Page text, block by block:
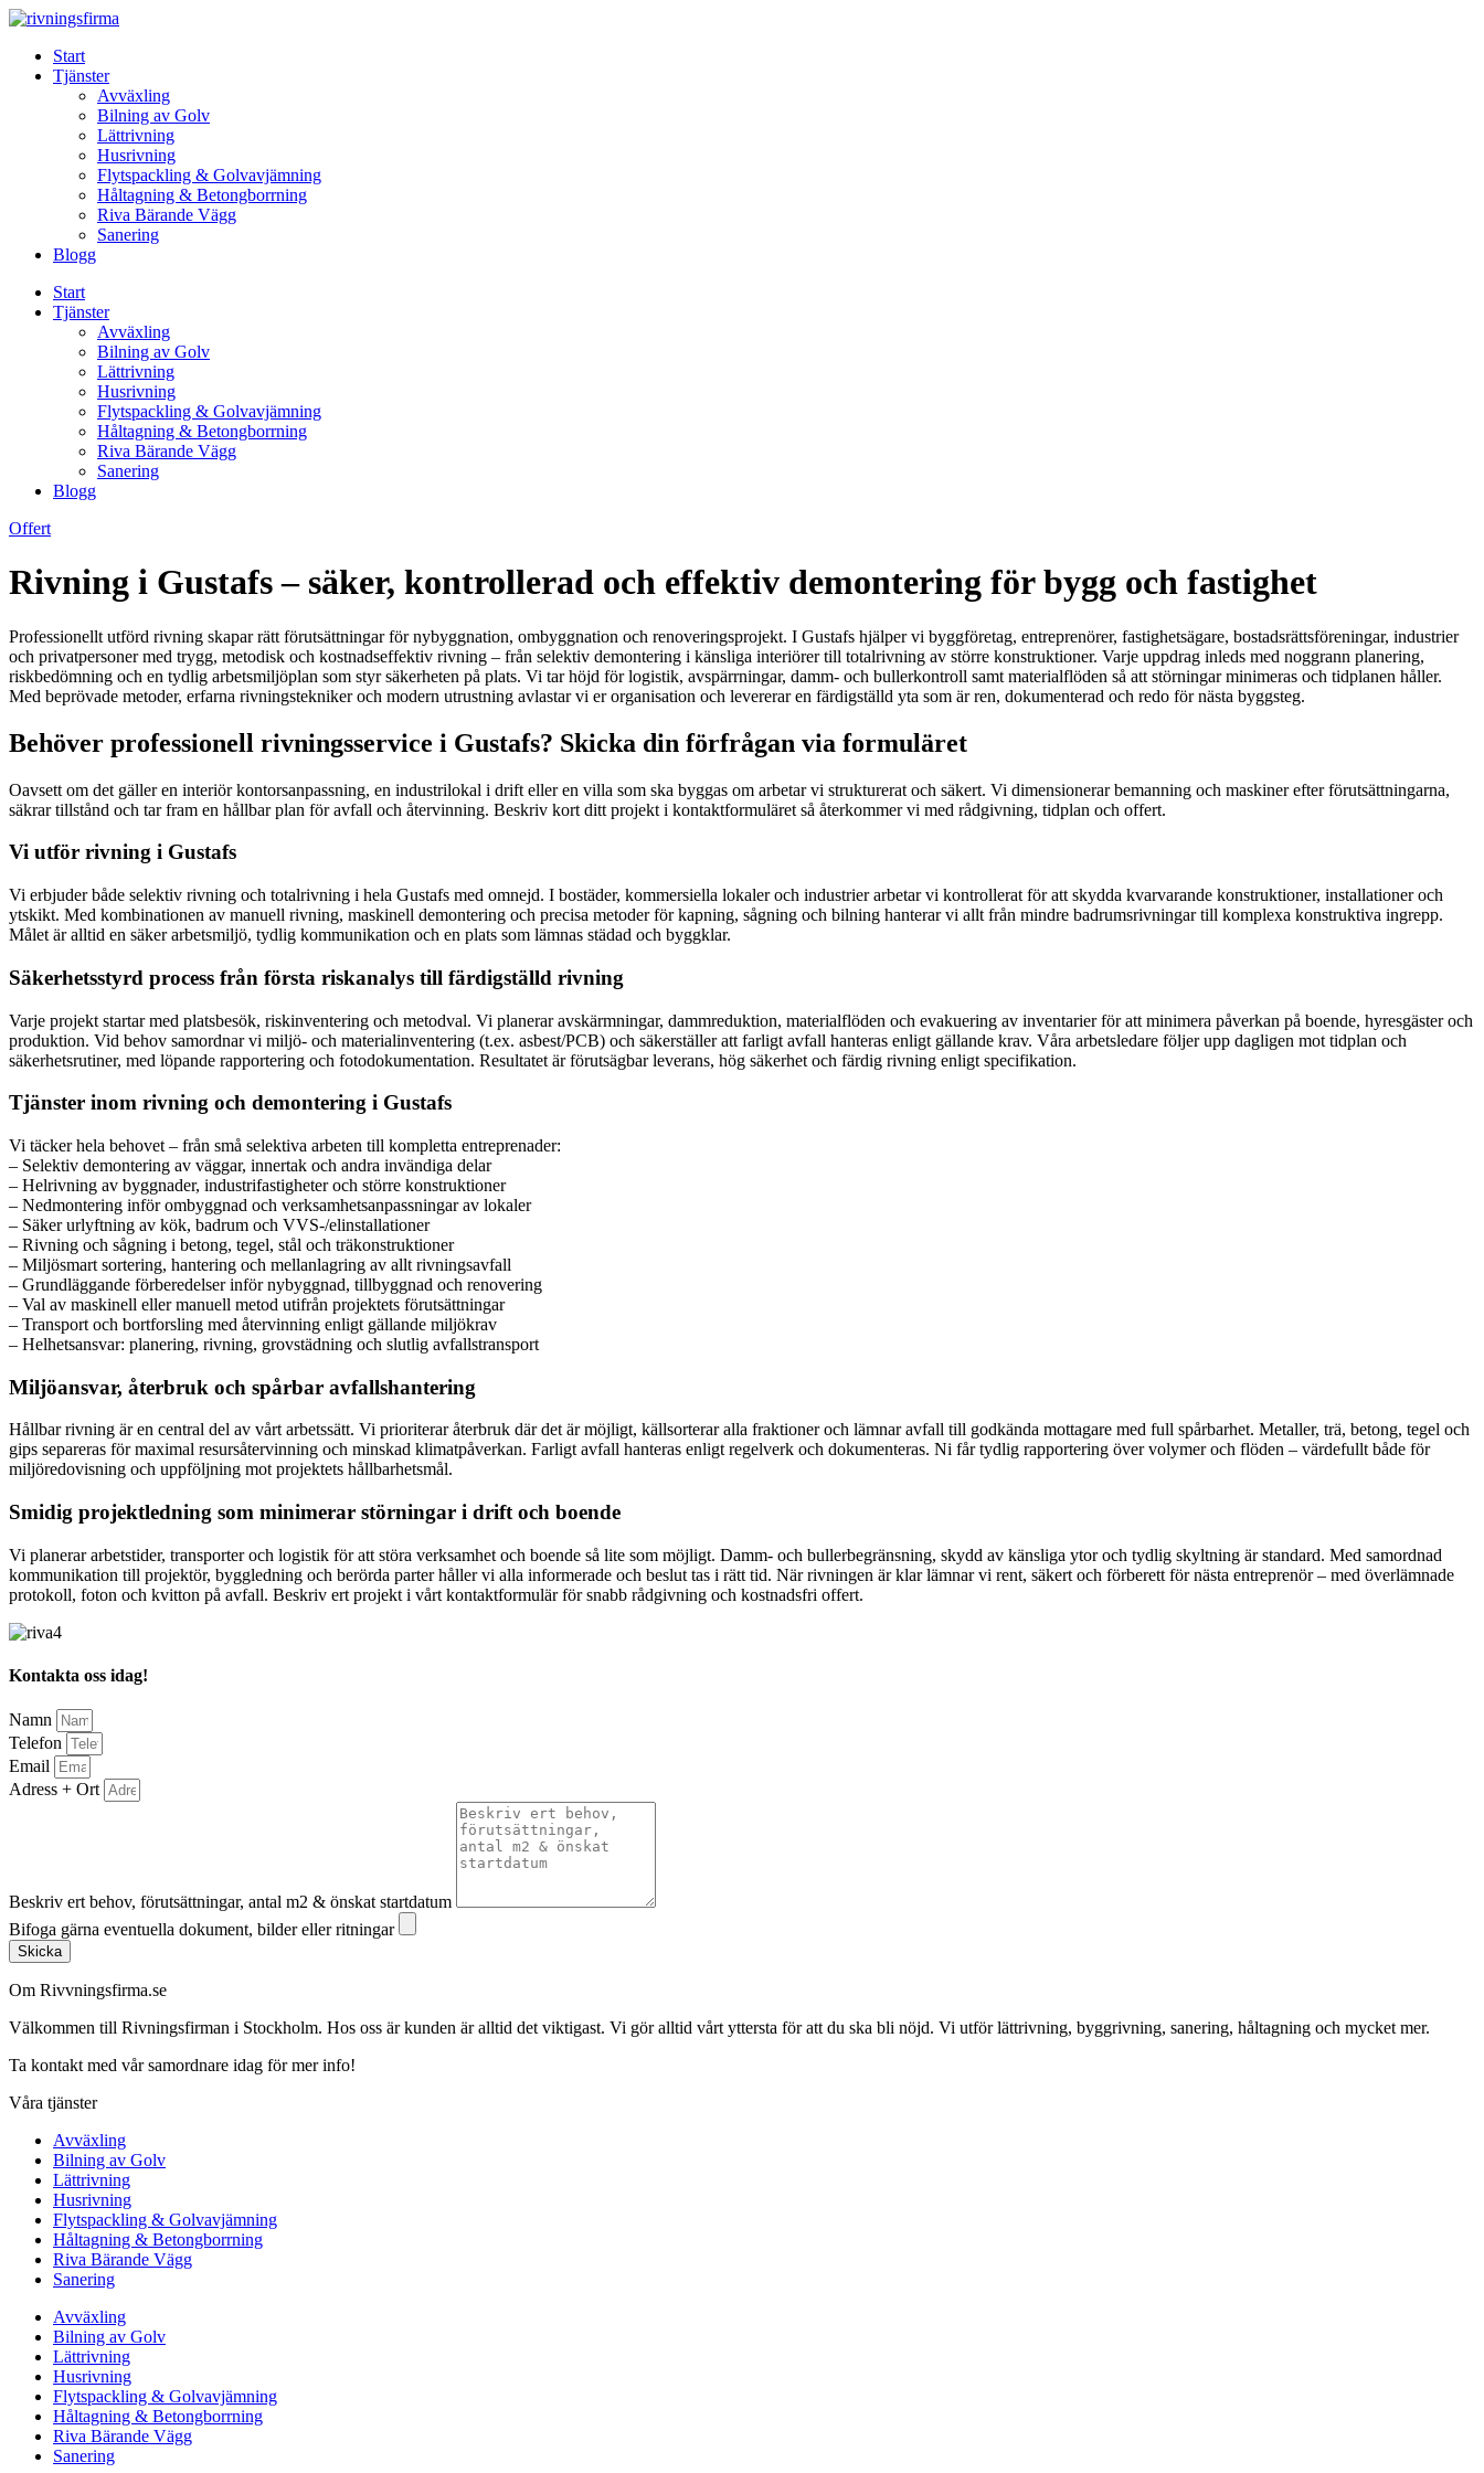
Skip
contentStart
Tjänster
Avväxling
Bilning av Golv
Lättrivning
Husrivning
Flytspackling & Golvavjämning
Håltagning & Betongborrning
Riva Bärande Vägg
Sanering
Blogg
Start
Tjänster
Avväxling
Bilning av Golv
Lättrivning
Husrivning
Flytspackling & Golvavjämning
Håltagning & Betongborrning
Riva Bärande Vägg
Sanering
Blogg
Offert
Rivning i Gustafs – säker, kontrollerad och effektiv demontering för bygg och fastighet
Professionellt utförd rivning skapar rätt förutsättningar för nybyggnation, ombyggnation och renoveringsprojekt. I Gustafs hjälper vi byggföretag, entreprenörer, fastighetsägare, bostadsrättsföreningar, industrier
och privatpersoner med trygg, metodisk och kostnadseffektiv rivning – från selektiv demontering i känsliga interiörer till totalrivning av större konstruktioner. Varje uppdrag inleds med noggrann planering,
riskbedömning och en tydlig arbetsmiljöplan som styr säkerheten på plats. Vi tar höjd för logistik, avspärrningar, damm- och bullerkontroll samt materialflöden så att störningar minimeras och tidplanen håller.
Med beprövade metoder, erfarna rivningstekniker och modern utrustning avlastar vi er organisation och levererar en färdigställd yta som är ren, dokumenterad och redo för nästa byggsteg.
Behöver professionell rivningsservice i Gustafs? Skicka din förfrågan via formuläret
Oavsett om det gäller en interiör kontorsanpassning, en industrilokal i drift eller en villa som ska byggas om arbetar vi strukturerat och säkert. Vi dimensionerar bemanning och maskiner efter förutsättningarna,
säkrar tillstånd och tar fram en hållbar plan för avfall och återvinning. Beskriv kort ditt projekt i kontaktformuläret så återkommer vi med rådgivning, tidplan och offert.
Vi utför rivning i Gustafs
Vi erbjuder både selektiv rivning och totalrivning i hela Gustafs med omnejd. I bostäder, kommersiella lokaler och industrier arbetar vi kontrollerat för att skydda kvarvarande konstruktioner, installationer och
ytskikt. Med kombinationen av manuell rivning, maskinell demontering och precisa metoder för kapning, sågning och bilning hanterar vi allt från mindre badrumsrivningar till komplexa konstruktiva ingrepp.
Målet är alltid en säker arbetsmiljö, tydlig kommunikation och en plats som lämnas städad och byggklar.
Säkerhetsstyrd process från första riskanalys till färdigställd rivning
Varje projekt startar med platsbesök, riskinventering och metodval. Vi planerar avskärmningar, dammreduktion, materialflöden och evakuering av inventarier för att minimera påverkan på boende, hyresgäster och
produktion. Vid behov samordnar vi miljö- och materialinventering (t.ex. asbest/PCB) och säkerställer att farligt avfall hanteras enligt gällande krav. Våra arbetsledare följer upp dagligen mot tidplan och
säkerhetsrutiner, med löpande rapportering och fotodokumentation. Resultatet är förutsägbar leverans, hög säkerhet och färdig rivning enligt specifikation.
Tjänster inom rivning och demontering i Gustafs
Vi täcker hela behovet – från små selektiva arbeten till kompletta entreprenader:
– Selektiv demontering av väggar, innertak och andra invändiga delar
– Helrivning av byggnader, industrifastigheter och större konstruktioner
– Nedmontering inför ombyggnad och verksamhetsanpassningar av lokaler
– Säker urlyftning av kök, badrum och VVS-/elinstallationer
– Rivning och sågning i betong, tegel, stål och träkonstruktioner
– Miljösmart sortering, hantering och mellanlagring av allt rivningsavfall
– Grundläggande förberedelser inför nybyggnad, tillbyggnad och renovering
– Val av maskinell eller manuell metod utifrån projektets förutsättningar
– Transport och bortforsling med återvinning enligt gällande miljökrav
– Helhetsansvar: planering, rivning, grovstädning och slutlig avfallstransport
Miljöansvar, återbruk och spårbar avfallshantering
Hållbar rivning är en central del av vårt arbetssätt. Vi prioriterar återbruk där det är möjligt, källsorterar alla fraktioner och lämnar avfall till godkända mottagare med full spårbarhet. Metaller, trä, betong, tegel och
gips separeras för maximal resursåtervinning och minskad klimatpåverkan. Farligt avfall hanteras enligt regelverk och dokumenteras. Ni får tydlig rapportering över volymer och flöden – värdefullt både för
miljöredovisning och uppföljning mot projektets hållbarhetsmål.
Smidig projektledning som minimerar störningar i drift och boende
Vi planerar arbetstider, transporter och logistik för att störa verksamhet och boende så lite som möjligt. Damm- och bullerbegränsning, skydd av känsliga ytor och tydlig skyltning är standard. Med samordnad
kommunikation till projektör, byggledning och berörda parter håller vi alla informerade och beslut tas i rätt tid. När rivningen är klar lämnar vi rent, säkert och förberett för nästa entreprenör – med överlämnade
protokoll, foton och kvitton på avfall. Beskriv ert projekt i vårt kontaktformulär för snabb rådgivning och kostnadsfri offert.
Kontakta oss idag!
Namn
Telefon
Email
Adress + Ort
Beskriv ert behov, förutsättningar, antal m2 & önskat startdatum
Bifoga gärna eventuella dokument, bilder eller ritningar
Skicka
Om Rivvningsfirma.se
Välkommen till Rivningsfirman i Stockholm. Hos oss är kunden är alltid det viktigast. Vi gör alltid vårt yttersta för att du ska bli nöjd. Vi utför lättrivning, byggrivning, sanering, håltagning och mycket mer.
Ta kontakt med vår samordnare idag för mer info!
Våra tjänster
Avväxling
Bilning av Golv
Lättrivning
Husrivning
Flytspackling & Golvavjämning
Håltagning & Betongborrning
Riva Bärande Vägg
Sanering
Avväxling
Bilning av Golv
Lättrivning
Husrivning
Flytspackling & Golvavjämning
Håltagning & Betongborrning
Riva Bärande Vägg
Sanering